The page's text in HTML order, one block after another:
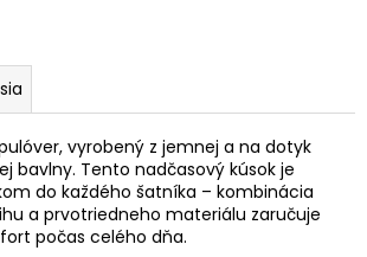
vyrobený z jemnej a na dotyk
bavlny. Tento nadčasový kúsok je
do každého šatníka – kombinácia
a prvotriedneho materiálu zaručuje
počas celého dňa.